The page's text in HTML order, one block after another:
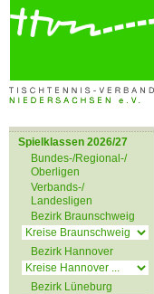
Spielklassen 2026/27
Bundes-/Regional-/
Oberligen
Verbands-/
Landesligen
Bezirk Braunschweig
Bezirk Hannover
Bezirk Lüneburg